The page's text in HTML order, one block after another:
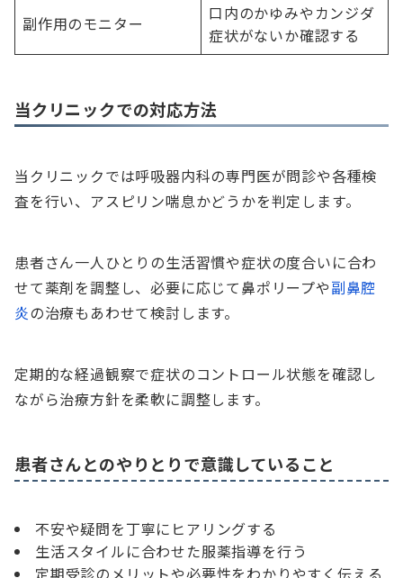
副作用のモニター
口内のかゆみやカンジダ
症状がないか確認する
当クリニックでの対応方法
当クリニックでは呼吸器内科の専門医が問診や各種検
査を行い、アスピリン喘息かどうかを判定します。
患者さん一人ひとりの生活習慣や症状の度合いに合わ
せて薬剤を調整し、必要に応じて鼻ポリープや副鼻腔
炎の治療もあわせて検討します。
定期的な経過観察で症状のコントロール状態を確認し
ながら治療方針を柔軟に調整します。
患者さんとのやりとりで意識していること
不安や疑問を丁寧にヒアリングする
生活スタイルに合わせた服薬指導を行う
定期受診のメリットや必要性をわかりやすく伝える